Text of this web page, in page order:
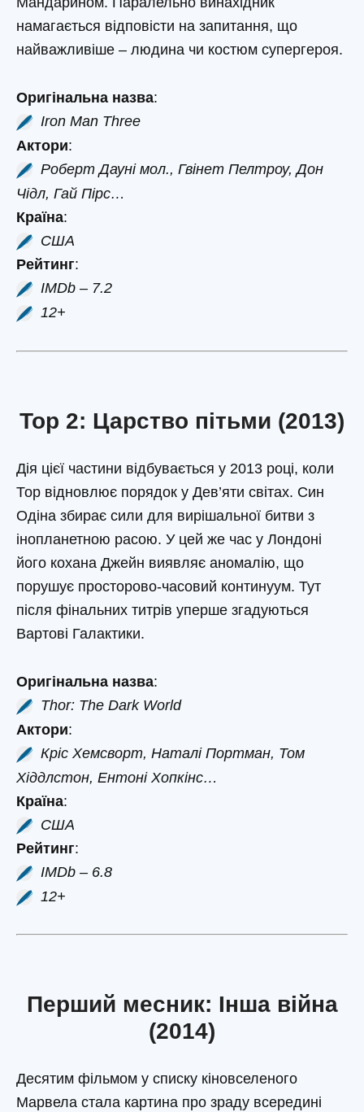
намагається відповісти на запитання, що
найважливіше – людина чи костюм супергероя.
Оригінальна назва:
Iron Man Three
Актори:
Роберт Дауні мол., Гвінет Пелтроу, Дон
Чідл, Гай Пірс…
Країна:
США
Рейтинг:
IMDb – 7.2
12+
Тор 2: Царство пітьми (2013)
Дія цієї частини відбувається у 2013 році, коли
Тор відновлює порядок у Дев’яти світах. Син
Одіна збирає сили для вирішальної битви з
інопланетною расою. У цей же час у Лондоні
його кохана Джейн виявляє аномалію, що
порушує просторово-часовий континуум. Тут
після фінальних титрів уперше згадуються
Вартові Галактики.
Оригінальна назва:
Thor: The Dark World
Актори:
Кріс Хемсворт, Наталі Портман, Том
Хіддлстон, Ентоні Хопкінс…
Країна:
США
Рейтинг:
IMDb – 6.8
12+
Перший месник: Інша війна
(2014)
Десятим фільмом у списку кіновселеного
Марвела стала картина про зраду всередині